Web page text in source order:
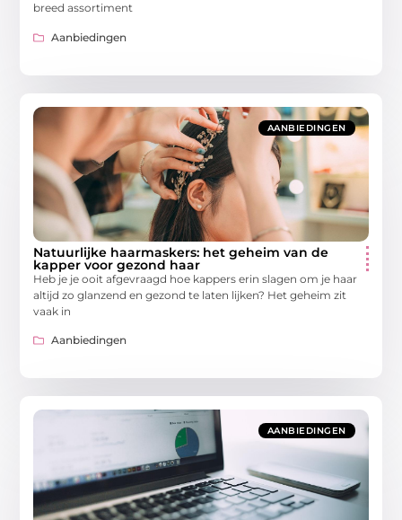
breed assortiment
Aanbiedingen
AANBIEDINGEN
Natuurlijke haarmaskers: het geheim van de
kapper voor gezond haar
Heb je je ooit afgevraagd hoe kappers erin slagen om je haar
altijd zo glanzend en gezond te laten lijken? Het geheim zit
vaak in
Aanbiedingen
AANBIEDINGEN